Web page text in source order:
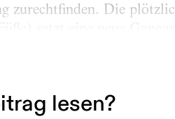
zurechtfinden. Die
lesen?